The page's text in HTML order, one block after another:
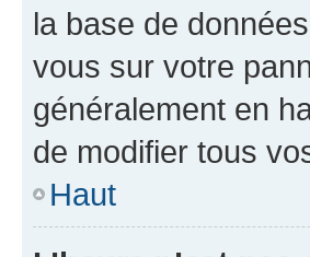
la base de
vous sur votre
généralement en
de modifier tous
Haut